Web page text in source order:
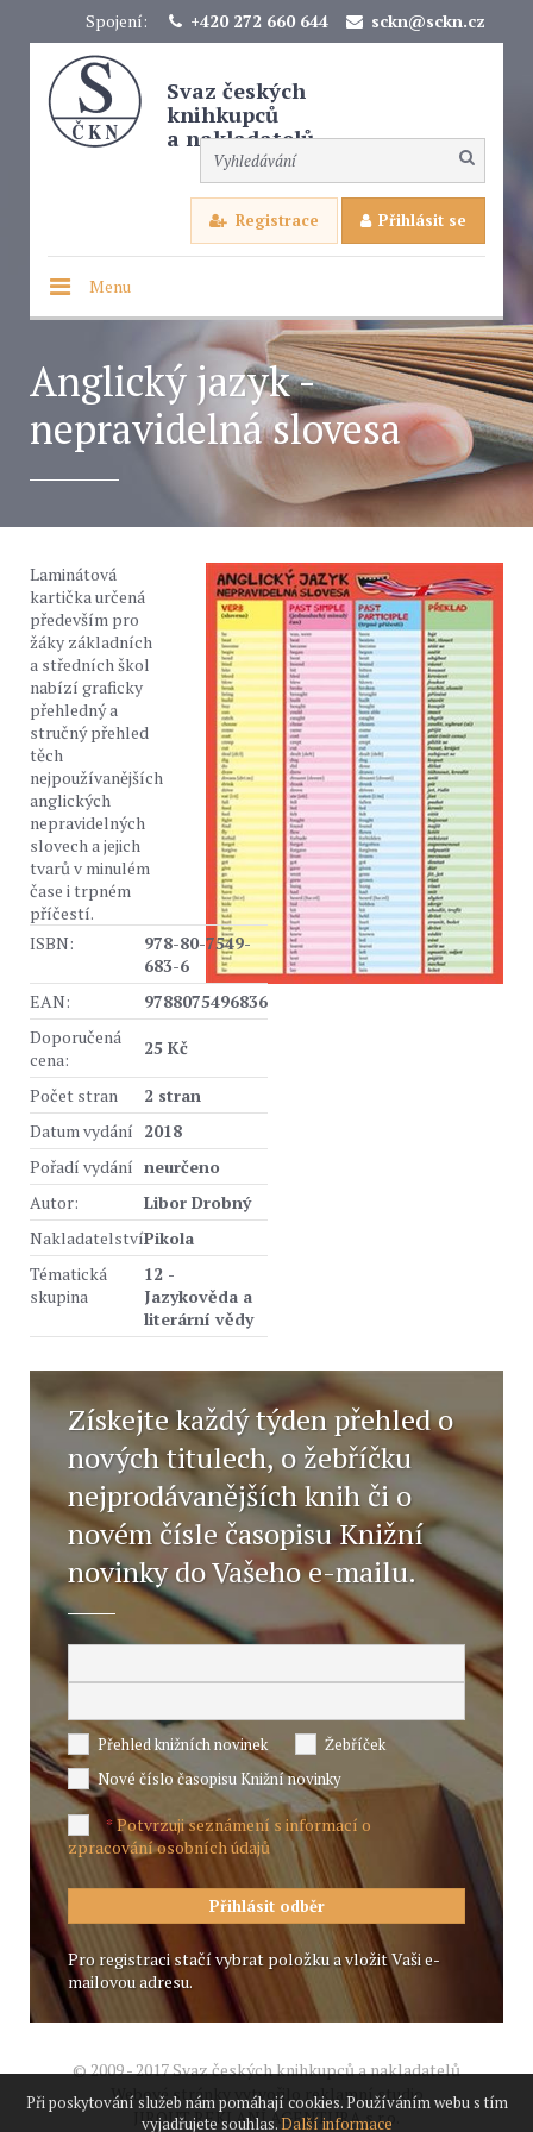
Spojení: +420 272 660 644 sckn@sckn.cz
Svaz českých
knihkupců
a nakladatelů
Registrace Přihlásit se
Menu
Anglický jazyk -
nepravidelná slovesa
Laminátová
kartička určená
především pro
žáky základních
a středních škol
nabízí graficky
přehledný a
stručný přehled
těch
nejpoužívanějších
anglických
nepravidelných
slovech a jejich
tvarů v minulém
čase i trpném
příčestí.
ISBN:
978-80-7549-
683-6
EAN:
9788075496836
Doporučená
cena:
25 Kč
Počet stran
2 stran
Datum vydání 2018
Pořadí vydání neurčeno
Autor:
Libor Drobný
NakladatelstvíPikola
Tématická
skupina
12 -
Jazykověda a
literární vědy
Získejte každý týden přehled o
nových titulech, o žebříčku
nejprodávanějších knih či o
novém čísle časopisu Knižní
novinky do Vašeho e-mailu.
Přehled knižních novinek
Žebříček
Nové číslo časopisu Knižní novinky
*Potvrzuji seznámení s informací o
zpracování osobních údajů
Pro registraci stačí vybrat položku a vložit Vaši e-
mailovou adresu.
© 2009 - 2017 Svaz českých knihkupců a nakladatelů
Webové stránky vytvořilo reklamní studio
JIROUT REKLANÍ AGENTURA s.r.o.
Při poskytování služeb nám pomáhají cookies. Používáním webu s tím
vyjadřujete souhlas.Další informace